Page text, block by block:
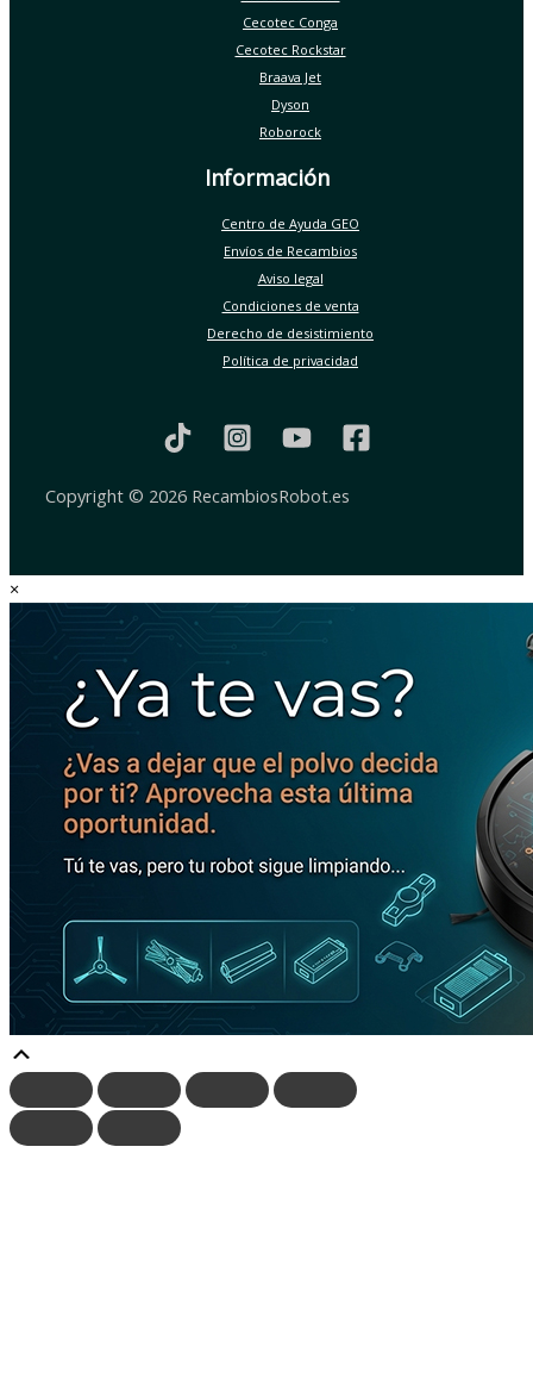
Cecotec Conga
Cecotec Rockstar
Braava Jet
Dyson
Roborock
Información
Centro de Ayuda GEO
Envíos de Recambios
Aviso legal
Condiciones de venta
Derecho de desistimiento
Política de privacidad
Copyright © 2026 RecambiosRobot.es
×